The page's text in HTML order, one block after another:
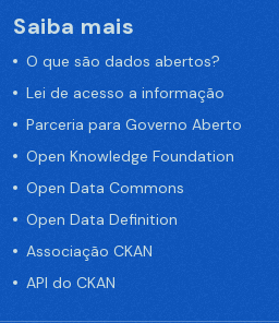
Saiba mais
O que são dados abertos?
Lei de acesso a informação
Parceria para Governo Aberto
Open Knowledge Foundation
Open Data Commons
Open Data Definition
Associação CKAN
API do CKAN